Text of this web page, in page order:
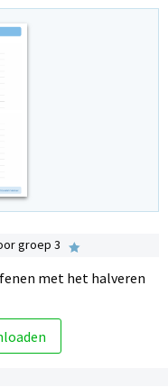
groep 3
met het halveren